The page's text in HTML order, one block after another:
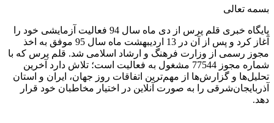
بسمه تعالی
پایگاه خبری قلم پرس از دی ماه سال 94 فعالیت آزمایشی خود را
آغاز کرد و پس از آن در 13 اردیبهشت ماه سال 95 موفق به اخذ
مجوز رسمی از وزارت فرهنگ و ارشاد اسلامی شد. قلم پرس که با
شماره مجوز 77544 مشغول به فعالیت است؛ تلاش دارد آخرین
تحلیل‌ها و گزارش‌ها از مهم‌ترین اتفاقات روز جهان، ایران و استان
آذربایجان‌شرقی را به صورت آنلاین در اختیار مخاطبان خود قرار
دهد.